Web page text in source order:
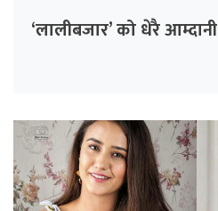
‘लालीबजार’ को धेरै आम्दानी